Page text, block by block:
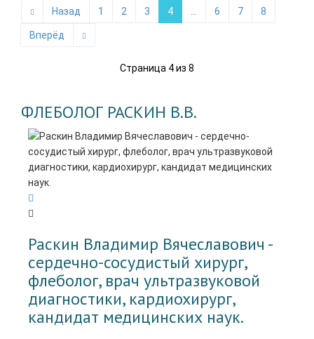
Назад 1 2 3 4 6 7 8
Вперёд
Страница 4 из 8
ФЛЕБОЛОГ РАСКИН В.В.
Раскин Владимир Вячеславович -
cердечно-сосудистый хирург,
флеболог, врач ультразвуковой
диагностики, кардиохирург,
кандидат медицинских наук.